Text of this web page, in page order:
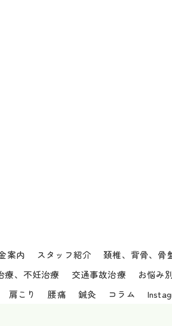
案内 スタッフ紹介 頚椎、背骨、骨
療、不妊治療 交通事故治療 お悩み
肩こり 腰痛 鍼灸 コラム